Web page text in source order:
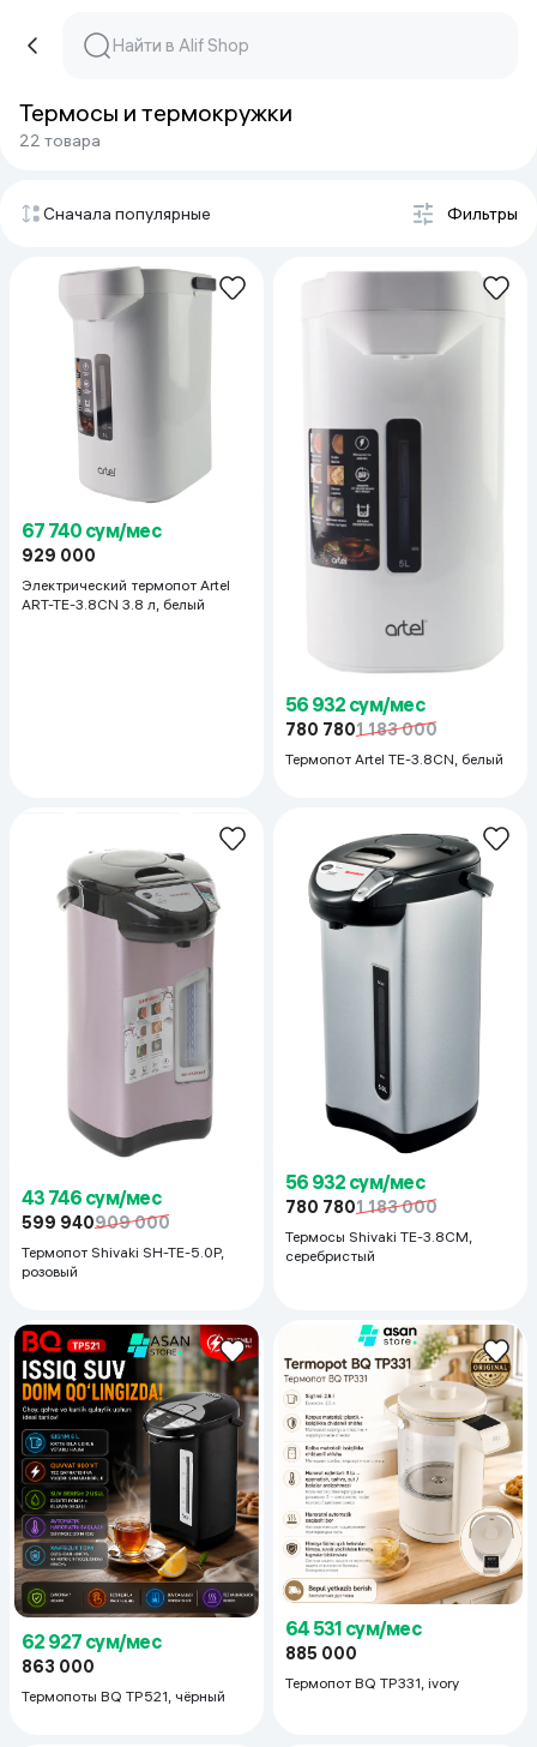
Термосы и термокружки
22 товара
Сначала популярные Фильтры
67 740 сум/мес
929 000
Электрический термопот Artel
ART-TE-3.8CN 3.8 л, белый
56 932 сум/мес
780 7801 183 000
Термопот Artel TE-3.8CN, белый
43 746 сум/мес
599 940909 000
Термопот Shivaki SH-TE-5.0P,
розовый
56 932 сум/мес
780 7801 183 000
Термосы Shivaki TE-3.8CM,
серебристый
62 927 сум/мес
863 000
Термопоты BQ TP521, чёрный
64 531 сум/мес
885 000
Термопот BQ TP331, ivory